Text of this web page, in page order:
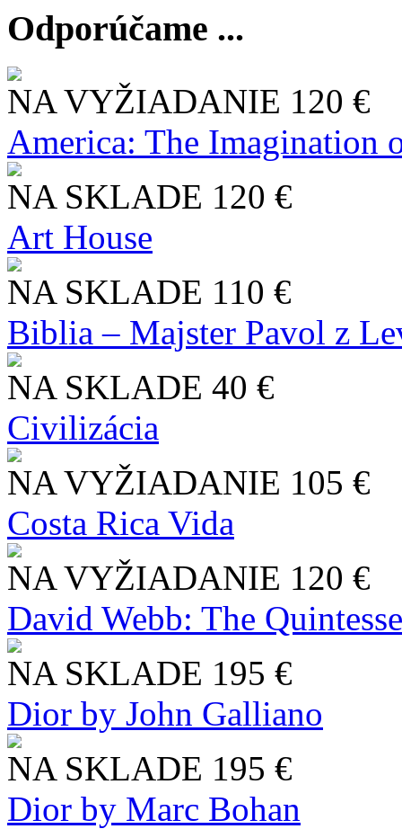
Odporúčame ...
NA VYŽIADANIE 120 €
America: The Imagination
NA SKLADE 120 €
Art House
NA SKLADE 110 €
Biblia – Majster Pavol z
NA SKLADE 40 €
Civilizácia
NA VYŽIADANIE 105 €
Costa Rica Vida
NA VYŽIADANIE 120 €
David Webb: The
NA SKLADE 195 €
Dior by John Galliano
NA SKLADE 195 €
Dior by Marc Bohan